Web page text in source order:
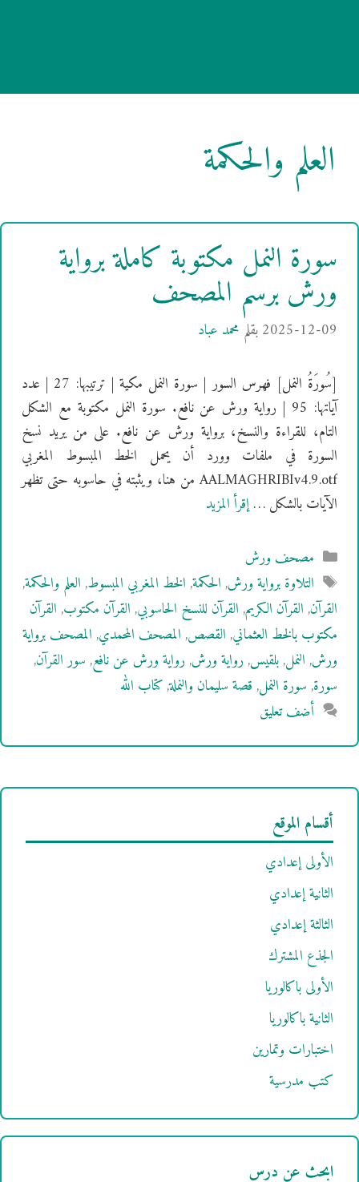
العلم والحكمة
سورة النمل مكتوبة كاملة برواية
ورش برسم المصحف
2025-12-09بقلم محمد عباد
[سُورَةُ النمل] فهرس السور | سورة النمل مكية | ترتيبها: 27 | عدد
آياتها: 95 | رواية ورش عن نافع. سورة النمل مكتوبة مع الشكل
التام، للقراءة والنسخ، برواية ورش عن نافع. على من يريد نسخ
السورة في ملفات وورد أن يحمل الخط المبسوط المغربي
AALMAGHRIBIv4.9.otf من هنا، ويثبته في حاسوبه حتى تظهر
الآيات بالشكل …إقرأ المزيد
التصنيفات
مصحف ورش
الوسوم
التلاوة برواية ورش,الحكمة,الخط المغربي المبسوط,العلم والحكمة,
القرآن,القرآن الكريم,القرآن للنسخ الحاسوبي,القرآن مكتوب,القرآن
مكتوب بالخط العثماني,القصص,المصحف المحمدي,المصحف برواية
ورش,النمل,بلقيس,رواية ورش,رواية ورش عن نافع,سور القرآن,
سورة,سورة النمل,قصة سليمان والنملة,كتاب الله
أضف تعليق
أقسام الموقع
الأولى إعدادي
الثانية إعدادي
الثالثة إعدادي
الجذع المشترك
الأولى باكالوريا
الثانية باكالوريا
اختبارات وتمارين
كتب مدرسية
ابحث عن درس